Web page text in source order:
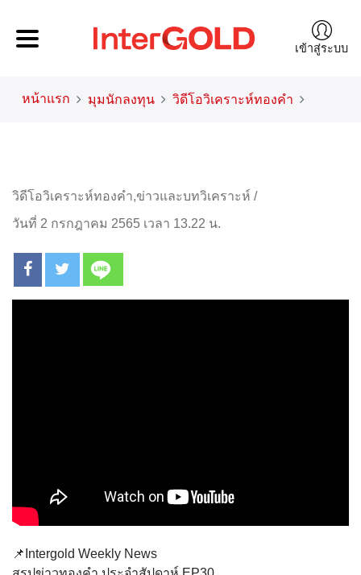
เข้าสู่ระบบ
หน้าแรก มุมนักลงทุน วิดีโอวิเคราะห์ทองคำ
วิดีโอวิเคราะห์ทองคำ,ข่าวและบทวิเคราะห์ /
วันที่ 2 กรกฎาคม 2565 เวลา 13.22 น.
📌Intergold Weekly News